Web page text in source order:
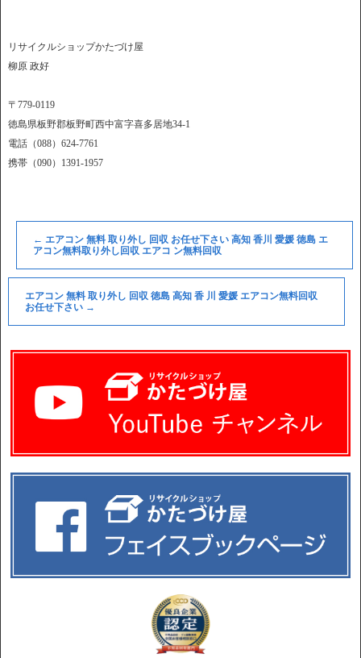
リサイクルショップかたづけ屋
柳原 政好
〒779-0119
徳島県板野郡板野町西中富字喜多居地34-1
電話（088）624-7761
携帯（090）1391-1957
← エアコン 無料 取り外し 回収 お任せ下さい 高知 香川 愛媛 徳島 エ
アコン無料取り外し回収 エアコ ン無料回収
エアコン 無料 取り外し 回収 徳島 高知 香 川 愛媛 エアコン無料回収
お任せ下さい →